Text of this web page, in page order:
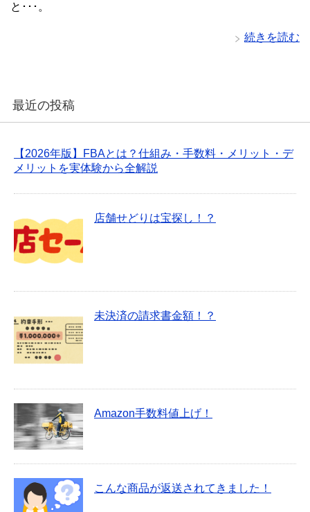
と･･･。
続きを読む
最近の投稿
【2026年版】FBAとは？仕組み・手数料・メリット・デ
メリットを実体験から全解説
店舗せどりは宝探し！？
未決済の請求書金額！？
Amazon手数料値上げ！
こんな商品が返送されてきました！